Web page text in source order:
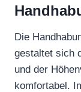
Die
gestaltet sich
und der
komfortabel.